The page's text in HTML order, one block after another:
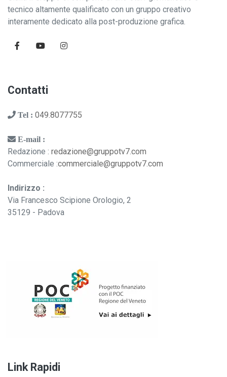
tecnico altamente qualificato con un gruppo creativo
interamente dedicato alla post-produzione grafica.
Contatti
Tel : 049.8077755
E-mail :
Redazione : redazione@gruppotv7.com
Commerciale :commerciale@gruppotv7.com
Indirizzo :
Via Francesco Scipione Orologio, 2
35129 - Padova
Link Rapidi